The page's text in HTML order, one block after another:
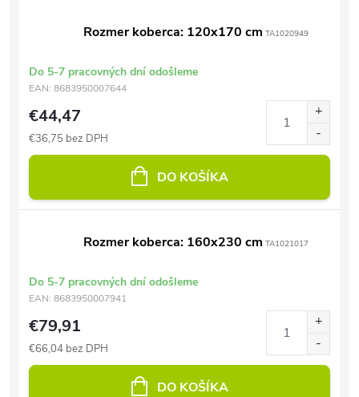
Rozmer koberca: 120x170 cm TA1020949
Do 5-7 pracovných dní odošleme
EAN: 8683950007644
€44,47
€36,75 bez DPH
DO KOŠÍKA
Rozmer koberca: 160x230 cm TA1021017
Do 5-7 pracovných dní odošleme
EAN: 8683950007941
€79,91
€66,04 bez DPH
DO KOŠÍKA